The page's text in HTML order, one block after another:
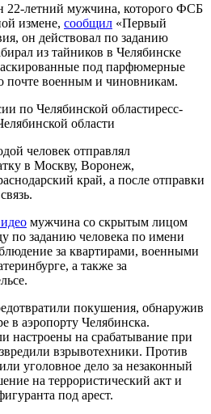
22-летний мужчина, которого ФСБ
измене, сообщил «Первый
он действовал по заданию
из тайников в Челябинске
под парфюмерные
почте военным и чиновникам.
ресс-
области
человек отправлял
в Москву, Воронеж,
край, а после отправки
мужчина со скрытым лицом
по заданию человека по имени
за квартирами, военными
а также за
покушения, обнаружив
в аэропорту Челябинска.
настроены на срабатывание при
взрывотехники. Против
уголовное дело за незаконный
на террористический акт и
под арест.